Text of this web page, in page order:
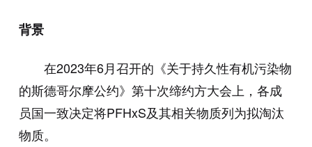
背景
在2023年6月召开的《关于持久性有机污染物
的斯德哥尔摩公约》第十次缔约方大会上，各成
员国一致决定将PFHxS及其相关物质列为拟淘汰
物质。